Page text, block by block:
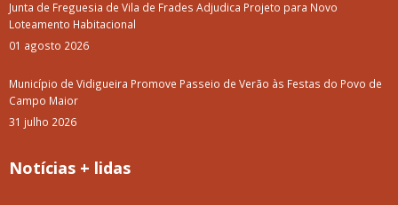
Junta de Freguesia de Vila de Frades Adjudica Projeto para Novo
Loteamento Habitacional
01 agosto 2026
Município de Vidigueira Promove Passeio de Verão às Festas do Povo de
Campo Maior
31 julho 2026
Notícias + lidas